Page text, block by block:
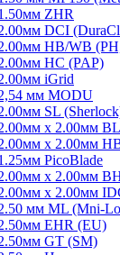
ZHR
DCI
HB/WB
HC (PAP)
iGrid
мм MODU
SL
x 2.00мм
x 2.00мм
PicoBlade
х 2.00мм
х 2.00мм
мм ML (Mni-
EHR (EU)
GT (SM)